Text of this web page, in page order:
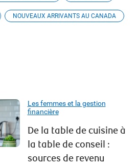
NOUVEAUX ARRIVANTS AU CANADA
Les femmes et la gestion
financière
De la table de cuisine à
la table de conseil :
sources de revenu